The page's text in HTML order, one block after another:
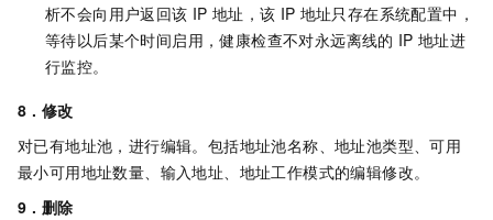
析不会向用户返回该 IP 地址，该 IP 地址只存在系统配置中，
等待以后某个时间启用，健康检查不对永远离线的 IP 地址进
行监控。
8 . 修改
对已有地址池，进行编辑。包括地址池名称、地址池类型、可用
最小可用地址数量、输入地址、地址工作模式的编辑修改。
9 . 删除